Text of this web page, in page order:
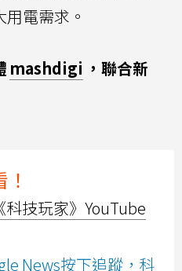
電需求。
mashdigi ，聯合新
科技玩家》YouTube
News按下追蹤，科